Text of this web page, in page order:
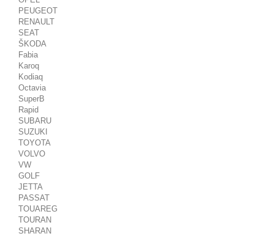
PEUGEOT
RENAULT
SEAT
ŠKODA
Fabia
Karoq
Kodiaq
Octavia
SuperB
Rapid
SUBARU
SUZUKI
TOYOTA
VOLVO
VW
GOLF
JETTA
PASSAT
TOUAREG
TOURAN
SHARAN